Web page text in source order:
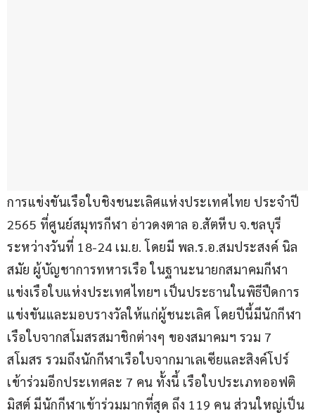
การแข่งขันเรือใบชิงชนะเลิศแห่งประเทศไทย ประจำปี
2565 ที่ศูนย์สมุทรกีฬา อ่าวดงตาล อ.สัตหีบ จ.ชลบุรี
ระหว่างวันที่ 18-24 เม.ย. โดยมี พล.ร.อ.สมประสงค์ นิล
สมัย ผู้บัญชาการทหารเรือ ในฐานะนายกสมาคมกีฬา
แข่งเรือใบแห่งประเทศไทยฯ เป็นประธานในพิธีปืดการ
แข่งขันและมอบรางวัลให้แก่ผู้ชนะเลิศ โดยปีนี้มีนักกีฬา
เรือใบจากสโมสรสมาชิกต่างๆ ของสมาคมฯ รวม 7
สโมสร รวมถึงนักกีฬาเรือใบจากมาเลเซียและสิงค์โปร์
เข้าร่วมอีกประเทศละ 7 คน ทั้งนี้ เรือใบประเภทออฟติ
มิสต์ มีนักกีฬาเข้าร่วมมากที่สุด ถึง 119 คน ส่วนใหญ่เป็น